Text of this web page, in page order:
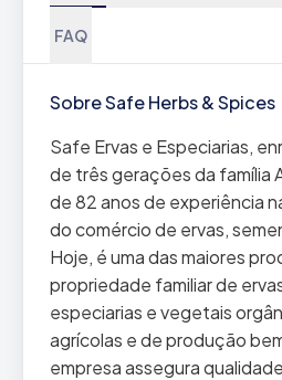
FAQ
Sobre Safe Herbs & Spices
Safe Ervas e Especiarias,
de três gerações da família
de 82 anos de experiência
do comércio de ervas,
Hoje, é uma das maiores
propriedade familiar de
especiarias e vegetais
agrícolas e de produção
empresa assegura